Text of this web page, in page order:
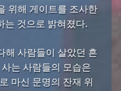
위해 게이트를 조사한
것으로 밝혀졌다.
해 사람들이 살았던 흔
는 사람들의 모습은
마신 문명의 잔재 위